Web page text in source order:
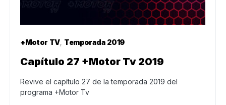
+Motor TV Temporada 2019
Capítulo 27 +Motor Tv 2019
Revive el capítulo 27 de la temporada 2019 del
programa +Motor Tv